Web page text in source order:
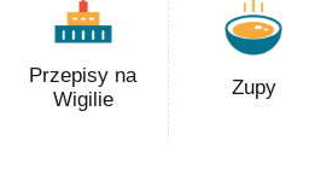
Przepisy na
Wigilie
Zupy